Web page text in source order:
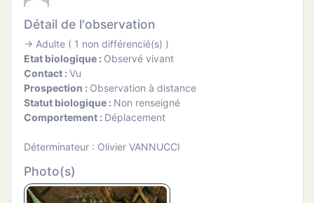
Détail de l'observation
→ Adulte ( 1 non différencié(s) )
Etat biologique : Observé vivant
Contact : Vu
Prospection : Observation à distance
Statut biologique : Non renseigné
Comportement : Déplacement
Déterminateur : Olivier VANNUCCI
Photo(s)